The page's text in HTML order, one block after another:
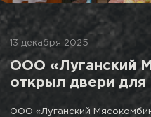
13 декабря 2025
ООО «Луганский
открыл двери для
ООО «Луганский